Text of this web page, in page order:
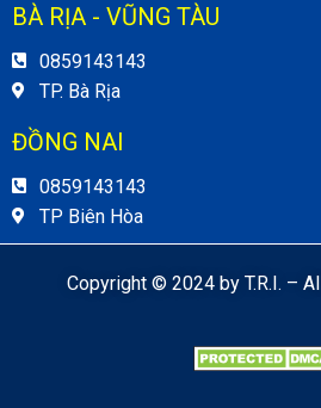
BÀ RỊA - VŨNG TÀU
0859143143
TP. Bà Rịa
ĐỒNG NAI
0859143143
TP Biên Hòa
Copyright © 2024 by T.R.I. –